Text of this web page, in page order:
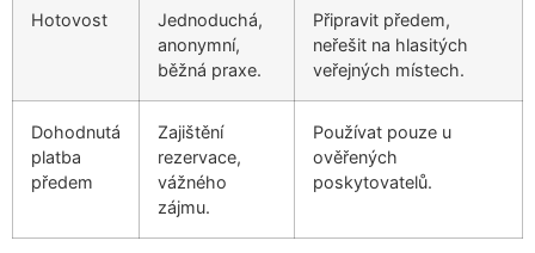
Hotovost
Jednoduchá,
anonymní,
běžná praxe.
Připravit předem,
neřešit na hlasitých
veřejných místech.
Dohodnutá
platba
předem
Zajištění
rezervace,
vážného
zájmu.
Používat pouze u
ověřených
poskytovatelů.